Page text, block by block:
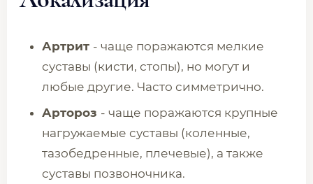
Артрит - чаще поражаются мелкие
суставы (кисти, стопы), но могут и
любые другие. Часто симметрично.
Артороз - чаще поражаются крупные
нагружаемые суставы (коленные,
тазобедренные, плечевые), а также
суставы позвоночника.